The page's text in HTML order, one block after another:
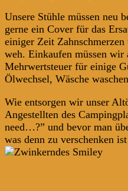
Unsere Stühle müssen neu
gerne ein Cover für das
einiger Zeit
weh. Einkaufen müssen
Mehrwertsteuer für einige
Ölwechsel, Wäsche
Wie entsorgen wir unser
Angestellten des
need…?” und bevor man
was denn zu verschenken